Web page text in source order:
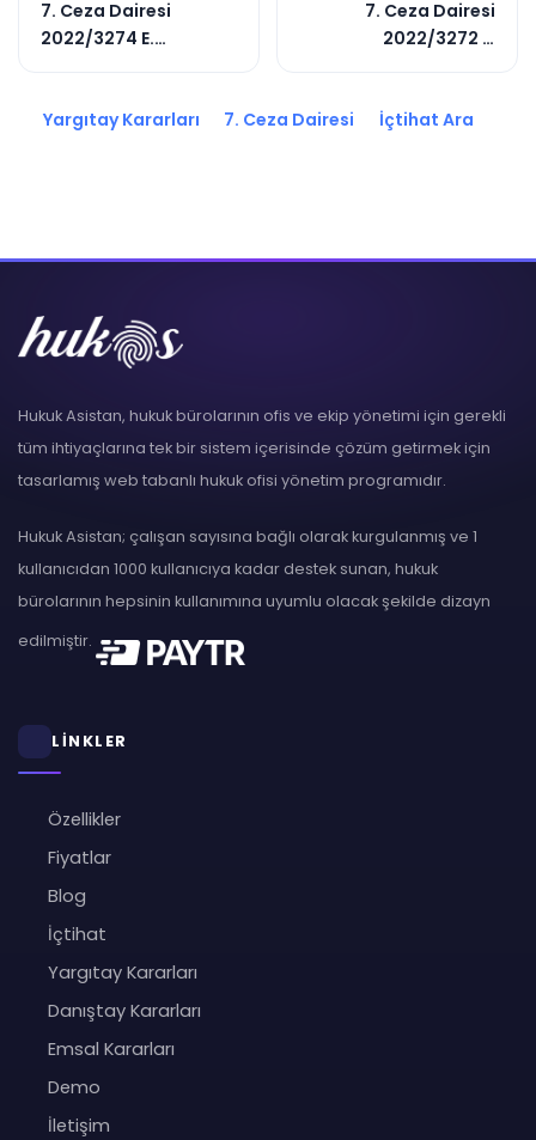
7. Ceza Dairesi
2022/3274 E.
7. Ceza Dairesi
2022/3272 E.
Yargıtay Kararları 7. Ceza Dairesi İçtihat Ara
Hukuk Asistan, hukuk bürolarının ofis ve ekip yönetimi için gerekli
tüm ihtiyaçlarına tek bir sistem içerisinde çözüm getirmek için
tasarlamış web tabanlı hukuk ofisi yönetim programıdır.
Hukuk Asistan; çalışan sayısına bağlı olarak kurgulanmış ve 1
kullanıcıdan 1000 kullanıcıya kadar destek sunan, hukuk
bürolarının hepsinin kullanımına uyumlu olacak şekilde dizayn
edilmiştir.
LİNKLER
Özellikler
Fiyatlar
Blog
İçtihat
Yargıtay Kararları
Danıştay Kararları
Emsal Kararları
Demo
İletişim